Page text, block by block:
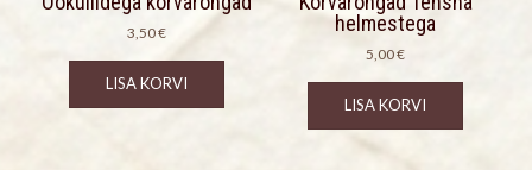
3,50€
LISA KORVI
helmestega
5,00€
LISA KORVI